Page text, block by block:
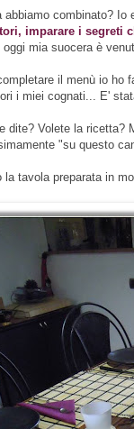
abbiamo combinato? Io
imparare i segreti
oggi mia suocera è
il menù io ho
i miei cognati... E'
dite? Volete la ricetta?
"su questo
la tavola preparata in